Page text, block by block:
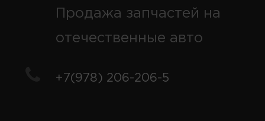
Продажа запчастей на
отечественные авто
+7(978) 206-206-5